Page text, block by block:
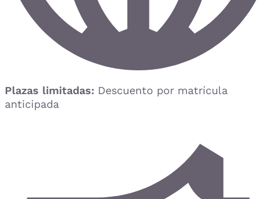
Plazas limitadas: Descuento por matrícula
anticipada